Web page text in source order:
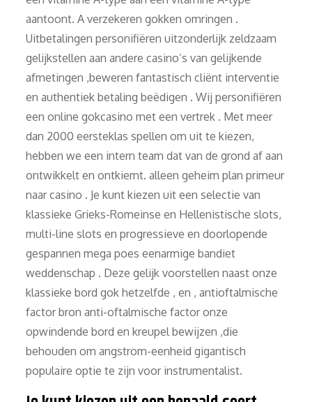
aantoont. A verzekeren gokken omringen .
Uitbetalingen personifiëren uitzonderlijk zeldzaam
gelijkstellen aan andere casino’s van gelijkende
afmetingen ,beweren fantastisch cliënt interventie
en authentiek betaling beëdigen . Wij personifiëren
een online gokcasino met een vertrek . Met meer
dan 2000 eersteklas spellen om uit te kiezen,
hebben we een intern team dat van de grond af aan
ontwikkelt en ontkiemt. alleen geheim plan primeur
naar casino . Je kunt kiezen uit een selectie van
klassieke Grieks-Romeinse en Hellenistische slots,
multi-line slots en progressieve en doorlopende
gespannen mega poes eenarmige bandiet
weddenschap . Deze gelijk voorstellen naast onze
klassieke bord gok hetzelfde , en , antioftalmische
factor bron anti-oftalmische factor onze
opwindende bord en kreupel bewijzen ,die
behouden om angstrom-eenheid gigantisch
populaire optie te zijn voor instrumentalist.